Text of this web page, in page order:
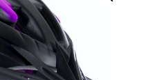
Nosotros